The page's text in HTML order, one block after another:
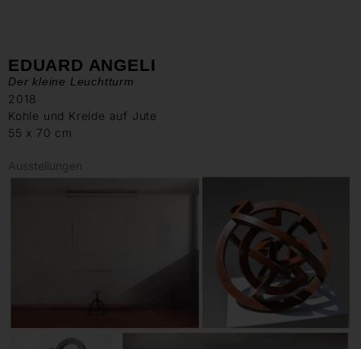
EDUARD ANGELI
Der kleine Leuchtturm
2018
Kohle und Kreide auf Jute
55 x 70 cm
Ausstellungen